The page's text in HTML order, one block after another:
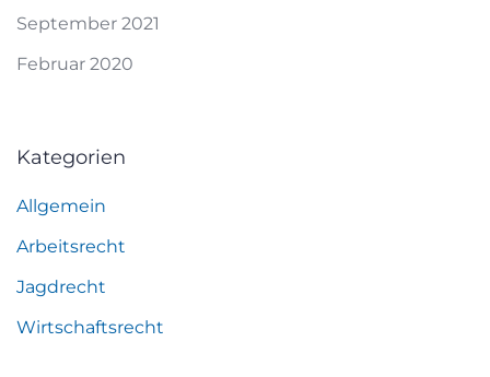
September 2021
Februar 2020
Kategorien
Allgemein
Arbeitsrecht
Jagdrecht
Wirtschaftsrecht